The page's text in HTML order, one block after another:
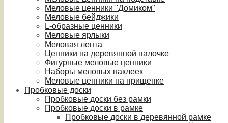
Меловые ценники "Домиком"
Меловые бейджики
L-образные ценники
Меловые ярлыки
Меловая лента
Ценники на деревянной палочке
Фигурные меловые ценники
Наборы меловых наклеек
Меловые ценники на прищепке
Пробковые доски
Пробковые доски без рамки
Пробковые доски в рамке
Пробковые доски в деревянной рамке